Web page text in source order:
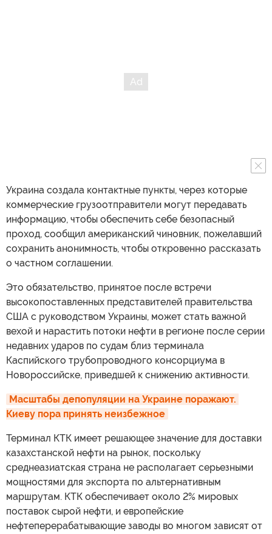
Украина создала контактные пункты, через которые
коммерческие грузоотправители могут передавать
информацию, чтобы обеспечить себе безопасный
проход, сообщил американский чиновник, пожелавший
сохранить анонимность, чтобы откровенно рассказать
о частном соглашении.
Это обязательство, принятое после встречи
высокопоставленных представителей правительства
США с руководством Украины, может стать важной
вехой и нарастить потоки нефти в регионе после серии
недавних ударов по судам близ терминала
Каспийского трубопроводного консорциума в
Новороссийске, приведшей к снижению активности.
Масштабы депопуляции на Украине поражают.
Киеву пора принять неизбежное
Терминал КТК имеет решающее значение для доставки
казахстанской нефти на рынок, поскольку
среднеазиатская страна не располагает серьезными
мощностями для экспорта по альтернативным
маршрутам. КТК обеспечивает около 2% мировых
поставок сырой нефти, и европейские
нефтеперерабатывающие заводы во многом зависят от